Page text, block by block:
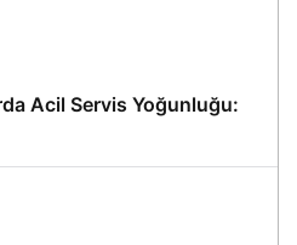
Acil Servis Yoğunluğu: